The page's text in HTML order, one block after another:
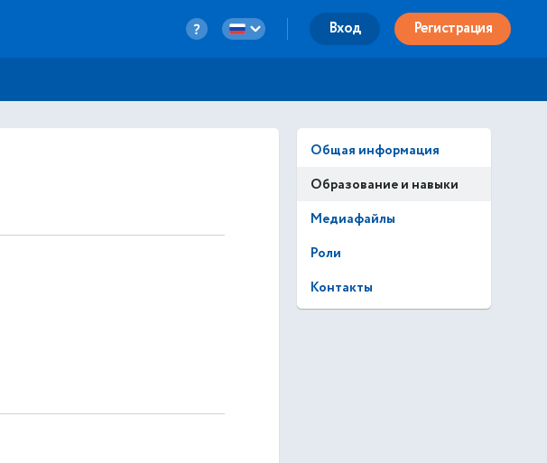
Вход Регистрация
Общая информация
Образование и навыки
Медиафайлы
Роли
Контакты